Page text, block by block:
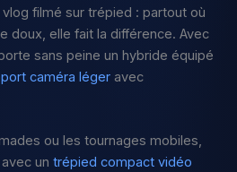
filmé sur trépied : partout où
doux, elle fait la différence. Avec
sans peine un hybride équipé
caméra léger avec
ou les tournages mobiles,
avec untrépied compact vidéo